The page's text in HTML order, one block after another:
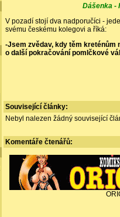
Dášenka -
V pozadí stojí dva nadporučíci -
svému českému kolegovi a říká:
-Jsem zvědav, kdy těm kreténům
o další pokračování pomlčkové
Související články:
Nebyl nalezen žádný související
Komentáře čtenářů: